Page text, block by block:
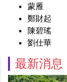
蒙雁
鄭財起
陳碧瑤
劉仕華
最新消息